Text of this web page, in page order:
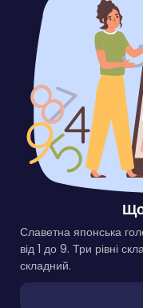
Славетна японська
від 1 до 9. Три рівні
складний.